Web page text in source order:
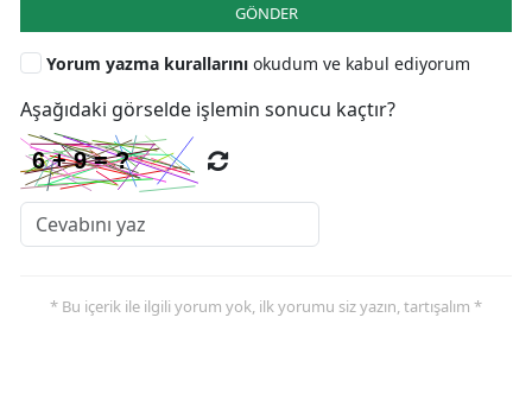
GÖNDER
Yorum yazma kurallarını okudum ve kabul ediyorum
Aşağıdaki görselde işlemin sonucu kaçtır?
* Bu içerik ile ilgili yorum yok, ilk yorumu siz yazın, tartışalım *